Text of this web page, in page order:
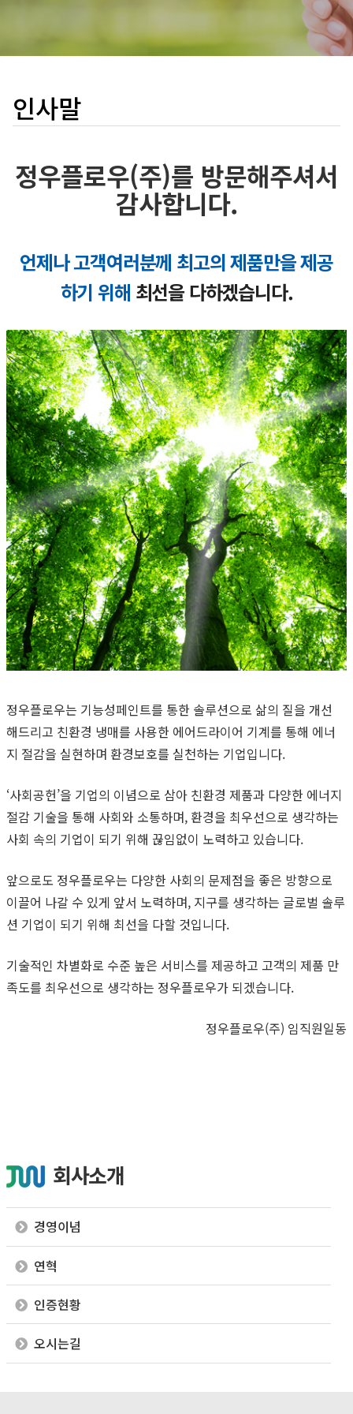
인사말
정우플로우(주)를 방문해주셔서
감사합니다.
언제나 고객여러분께 최고의 제품만을 제공
하기 위해 최선을 다하겠습니다.
정우플로우는 기능성페인트를 통한 솔루션으로 삶의 질을 개선
해드리고 친환경 냉매를 사용한 에어드라이어 기계를 통해 에너
지 절감을 실현하며 환경보호를 실천하는 기업입니다.
‘사회공헌’을 기업의 이념으로 삼아 친환경 제품과 다양한 에너지
절감 기술을 통해 사회와 소통하며, 환경을 최우선으로 생각하는
사회 속의 기업이 되기 위해 끊임없이 노력하고 있습니다.
앞으로도 정우플로우는 다양한 사회의 문제점을 좋은 방향으로
이끌어 나갈 수 있게 앞서 노력하며, 지구를 생각하는 글로벌 솔루
션 기업이 되기 위해 최선을 다할 것입니다.
기술적인 차별화로 수준 높은 서비스를 제공하고 고객의 제품 만
족도를 최우선으로 생각하는 정우플로우가 되겠습니다.
정우플로우(주) 임직원일동
회사소개
경영이념
연혁
인증현황
오시는길